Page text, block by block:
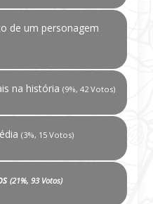
de um personagem
na história (9%, 42 Votos)
(3%, 15 Votos)
(21%, 93 Votos)